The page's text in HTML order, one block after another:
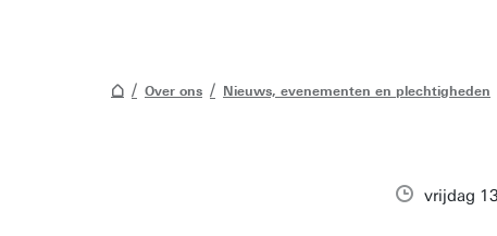
Over ons Nieuws, evenementen en plechtigheden
vrijdag